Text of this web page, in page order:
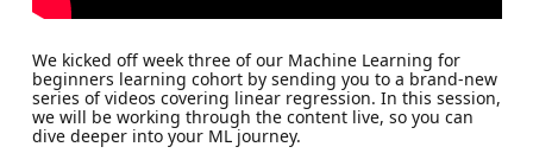
We kicked off week three of our Machine Learning for
beginners learning cohort by sending you to a brand-new
series of videos covering linear regression. In this session,
we will be working through the content live, so you can
dive deeper into your ML journey.